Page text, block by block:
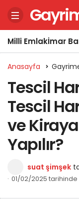
Milli Emlakİmar
Anasayfa
Tescil
Tescil
ve
Yapılır?
suat şimşek
01/02/2025